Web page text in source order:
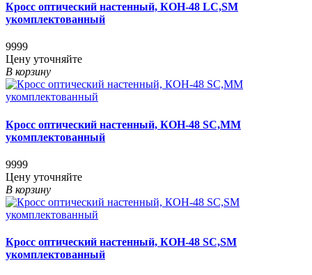
Кросс оптический настенный, КОН-48 LC,SM
укомплектованный
9999
Цену уточняйте
В корзину
Кросс оптический настенный, КОН-48 SC,MM
укомплектованный
9999
Цену уточняйте
В корзину
Кросс оптический настенный, КОН-48 SC,SM
укомплектованный